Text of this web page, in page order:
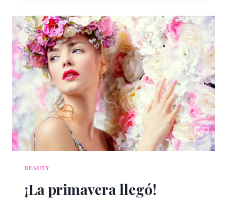
VERANO
NO
LO
QUIERA
BEAUTY
¡La primavera llegó!